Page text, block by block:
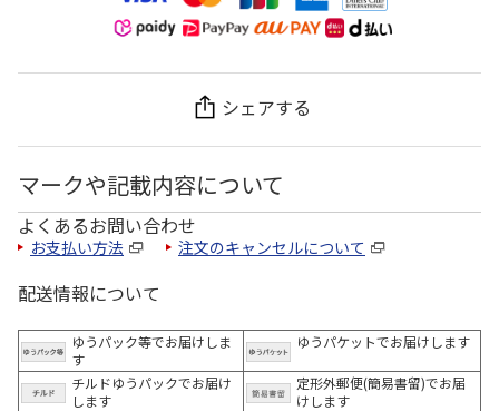
シェアする
マークや記載内容について
よくあるお問い合わせ
お支払い方法 注文のキャンセルについて
配送情報について
ゆうパック等でお届けしま
す
ゆうパケットでお届けします
チルドゆうパックでお届け
します
定形外郵便(簡易書留)でお届
けします